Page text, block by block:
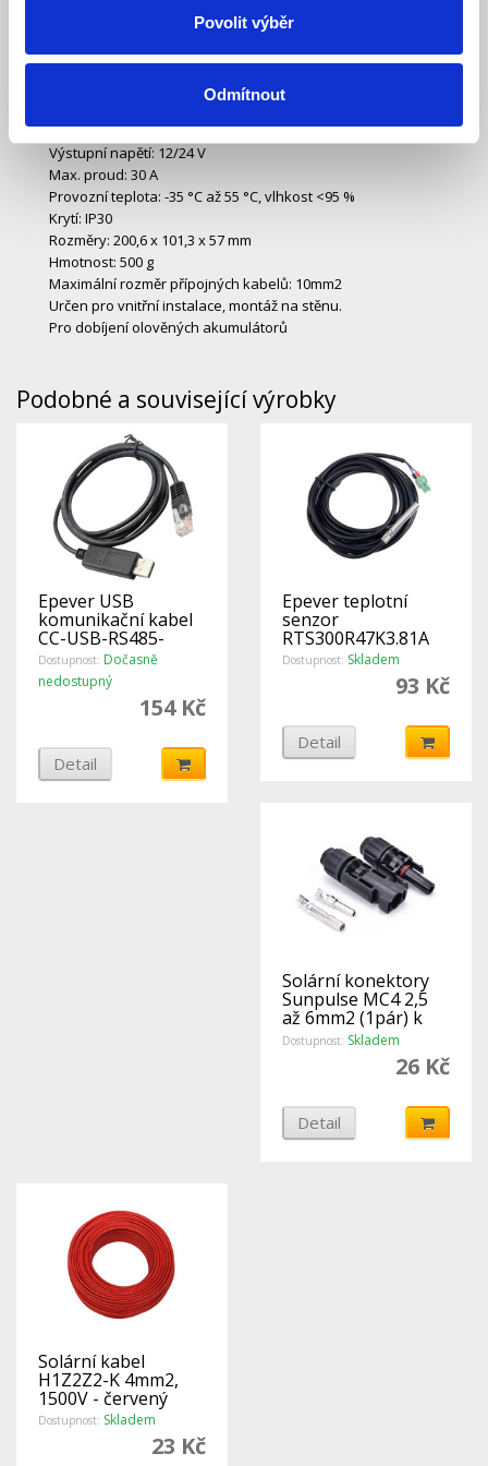
Povolit výběr
Odmítnout
protokolu o mnoho lepší.
Vstupní napětí: 30/50 V
Výstupní napětí: 12/24 V
Max. proud: 30 A
Provozní teplota: -35 °C až 55 °C, vlhkost <95 %
Krytí: IP30
Rozměry: 200,6 x 101,3 x 57 mm
Hmotnost: 500 g
Maximální rozměr přípojných kabelů: 10mm2
Určen pro vnitřní instalace, montáž na stěnu.
Pro dobíjení olověných akumulátorů
Podobné a související výrobky
Epever USB
komunikační kabel
CC-USB-RS485-
150U pro XTRA, AN,
LS
Dostupnost: Dočasně
nedostupný
154 Kč
Detail
Epever teplotní
senzor
RTS300R47K3.81A
Dostupnost: Skladem
93 Kč
Detail
Solární konektory
Sunpulse MC4 2,5
až 6mm2 (1pár) k
fotovoltaickým
panelům
Dostupnost: Skladem
26 Kč
Detail
Solární kabel
H1Z2Z2-K 4mm2,
1500V - červený
Dostupnost: Skladem
23 Kč